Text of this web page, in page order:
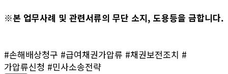
※본 업무사례 및 관련서류의 무단 소지, 도용등을 금합니다.
#손해배상청구 #급여채권가압류 #채권보전조치 #
가압류신청 #민사소송전략